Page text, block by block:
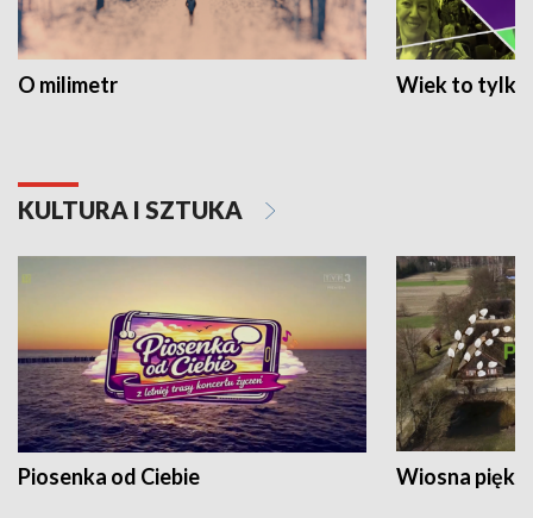
O milimetr Wiek to tylko
KULTURA I SZTUKA
Piosenka od Ciebie Wiosna